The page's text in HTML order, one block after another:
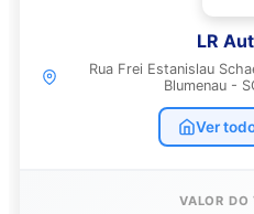
LR
Rua Frei Estanislau
Blumenau -
Ver
VALOR DO